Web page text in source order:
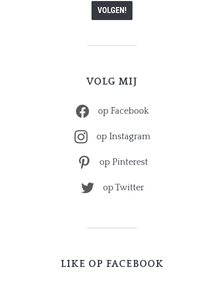
VOLG MIJ
op Facebook
op Instagram
op Pinterest
op Twitter
LIKE OP FACEBOOK